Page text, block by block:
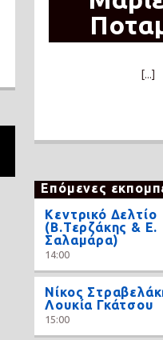
[...]
Επόμενες
Κεντρικό Δελτίο
(Β.Τερζάκης & Ε.
Σαλαμάρα)
14:00
Νίκος
Λουκία Γκάτσου
15:00